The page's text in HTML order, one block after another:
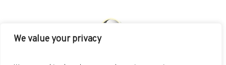
We value your privacy